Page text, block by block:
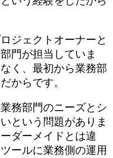
ジェクトオーナーと
門が担当していま
く、最初から業務部
からです。
務部門のニーズとシ
という問題がありま
ダーメイドとは違
ールに業務側の運用